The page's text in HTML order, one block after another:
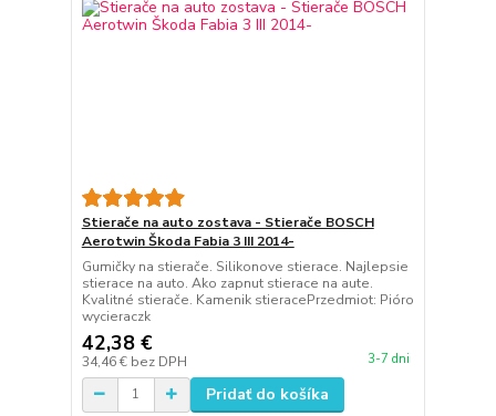
Stierače na auto zostava - Stierače BOSCH
Aerotwin Škoda Fabia 3 III 2014-
Gumičky na stierače. Silikonove stierace. Najlepsie
stierace na auto. Ako zapnut stierace na aute.
Kvalitné stierače. Kamenik stieracePrzedmiot: Pióro
wycieraczk
42,38 €
34,46 € bez DPH 3-7 dni
Pridať do košíka